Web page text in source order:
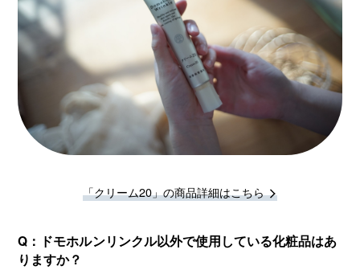
「クリーム20」の商品詳細はこちら
Q：ドモホルンリンクル以外で使用している化粧品はあ
りますか？